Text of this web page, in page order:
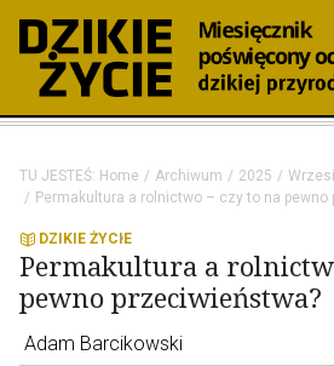
TU JESTEŚ: Home Archiwum 2025
Permakultura a rolnictwo – czy to na pewno
DZIKIE ŻYCIE
Permakultura a
pewno przeciwieństwa?
Adam Barcikowski